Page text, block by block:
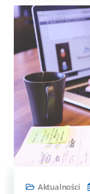
Aktualności